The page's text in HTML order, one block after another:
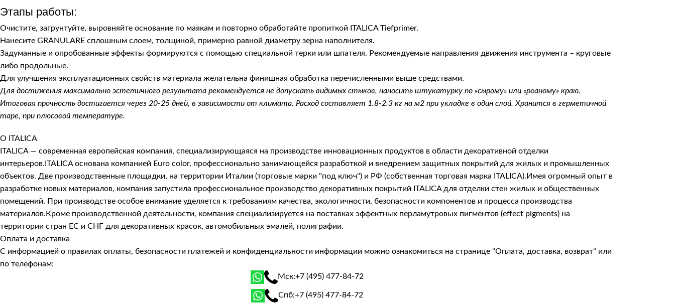
Этапы работы:
Очистите, загрунтуйте, выровняйте основание по маякам и повторно обработайте пропиткой ITALICA Tiefprimer.
Нанесите GRANULARE сплошным слоем, толщиной, примерно равной диаметру зерна наполнителя.
Задуманные и опробованные эффекты формируются с помощью специальной терки или шпателя. Рекомендуемые направления движения инструмента – круговые
либо продольные.
Для улучшения эксплуатационных свойств материала желательна финишная обработка перечисленными выше средствами.
Для достижения максимально эстетичного результата рекомендуется не допускать видимых стыков, наносить штукатурку по «сырому» или «рваному» краю.
Итоговая прочность достигается через 20-25 дней, в зависимости от климата. Расход составляет 1.8-2.3 кг на м2 при укладке в один слой. Хранится в герметичной
таре, при плюсовой температуре.
О ITALICA
ITALICA — современная европейская компания, специализирующаяся на производстве инновационных продуктов в области декоративной отделки
интерьеров.ITALICA основана компанией Euro color, профессионально занимающейся разработкой и внедрением защитных покрытий для жилых и промышленных
объектов. Две производственные площадки, на территории Италии (торговые марки "под ключ") и РФ (собственная торговая марка ITALICA).Имея огромный опыт в
разработке новых материалов, компания запустила профессиональное производство декоративных покрытий ITALICA для отделки стен жилых и общественных
помещений. При производстве особое внимание уделяется к требованиям качества, экологичности, безопасности компонентов и процесса производства
материалов.Кроме производственной деятельности, компания специализируется на поставках эффектных перламутровых пигментов (effect pigments) на
территории стран ЕС и СНГ для декоративных красок, автомобильных эмалей, полиграфии.
Оплата и доставка
С информацией о правилах оплаты, безопасности платежей и конфиденциальности информации можно ознакомиться на странице "Оплата, доставка, возврат" или
по телефонам:
Мск:+7 (495) 477-84-72
Спб:+7 (495) 477-84-72